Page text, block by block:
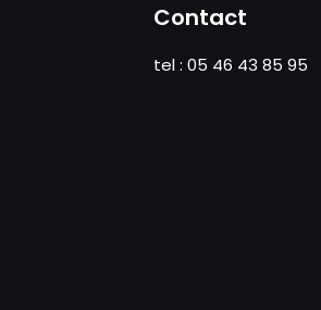
Contact
tel : 05 46 43 85 95